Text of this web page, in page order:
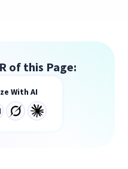
of this Page:
With AI